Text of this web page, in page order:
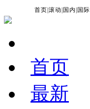
首页 |滚动 国内 国际
首页
最新